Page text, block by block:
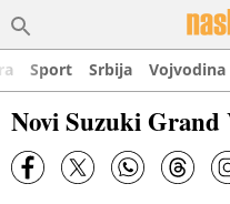
Sport Srbija Vojvodina
Novi Suzuki